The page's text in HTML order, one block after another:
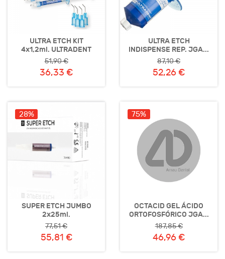
ULTRA ETCH KIT
4x1,2ml. ULTRADENT
51,90 €
36,33 €
ULTRA ETCH
INDISPENSE REP. JGA...
87,10 €
52,26 €
28%
SUPER ETCH JUMBO
2x25ml.
77,51 €
55,81 €
75%
OCTACID GEL ÁCIDO
ORTOFOSFÓRICO JGA...
187,85 €
46,96 €